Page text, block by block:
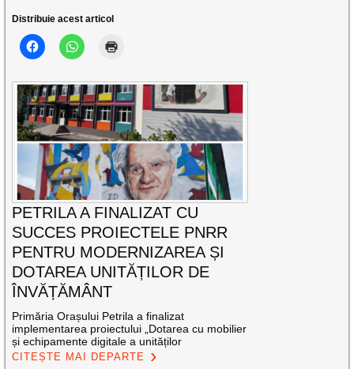
Distribuie acest articol
PETRILA A FINALIZAT CU
SUCCES PROIECTELE PNRR
PENTRU MODERNIZAREA ȘI
DOTAREA UNITĂȚILOR DE
ÎNVĂȚĂMÂNT
Primăria Orașului Petrila a finalizat
implementarea proiectului „Dotarea cu mobilier
și echipamente digitale a unităților
CITEȘTE MAI DEPARTE